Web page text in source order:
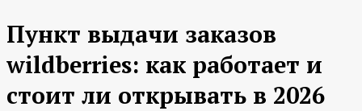
Пункт выдачи заказов
wildberries: как работает и
стоит ли открывать в 2026